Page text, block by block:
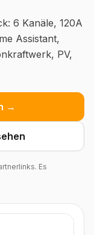
6 Kanäle, 120A
Assistant,
PV,
→
Es